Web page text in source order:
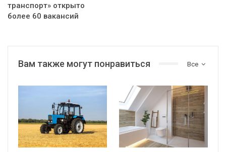
транспорт» открыто
более 60 вакансий
Все
Вам также могут понравиться